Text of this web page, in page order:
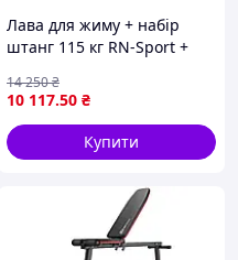
Лава для жиму + набір
штанг 115 кг RN-Sport +
10 117.50 ₴
14 250₴
Купити